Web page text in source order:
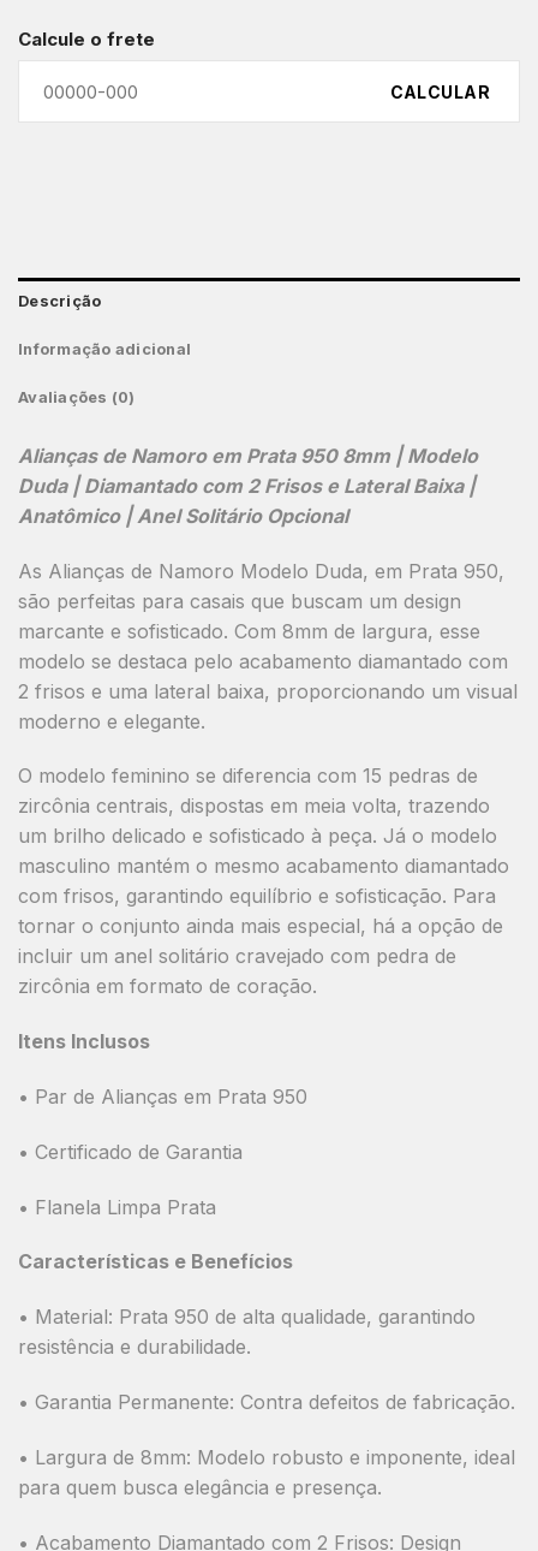
Calcule o frete
CALCULAR
Descrição
Informação adicional
Avaliações (0)
Alianças de Namoro em Prata 950 8mm | Modelo
Duda | Diamantado com 2 Frisos e Lateral Baixa |
Anatômico | Anel Solitário Opcional
As Alianças de Namoro Modelo Duda, em Prata 950,
são perfeitas para casais que buscam um design
marcante e sofisticado. Com 8mm de largura, esse
modelo se destaca pelo acabamento diamantado com
2 frisos e uma lateral baixa, proporcionando um visual
moderno e elegante.
O modelo feminino se diferencia com 15 pedras de
zircônia centrais, dispostas em meia volta, trazendo
um brilho delicado e sofisticado à peça. Já o modelo
masculino mantém o mesmo acabamento diamantado
com frisos, garantindo equilíbrio e sofisticação. Para
tornar o conjunto ainda mais especial, há a opção de
incluir um anel solitário cravejado com pedra de
zircônia em formato de coração.
Itens Inclusos
• Par de Alianças em Prata 950
• Certificado de Garantia
• Flanela Limpa Prata
Características e Benefícios
• Material: Prata 950 de alta qualidade, garantindo
resistência e durabilidade.
• Garantia Permanente: Contra defeitos de fabricação.
• Largura de 8mm: Modelo robusto e imponente, ideal
para quem busca elegância e presença.
• Acabamento Diamantado com 2 Frisos: Design